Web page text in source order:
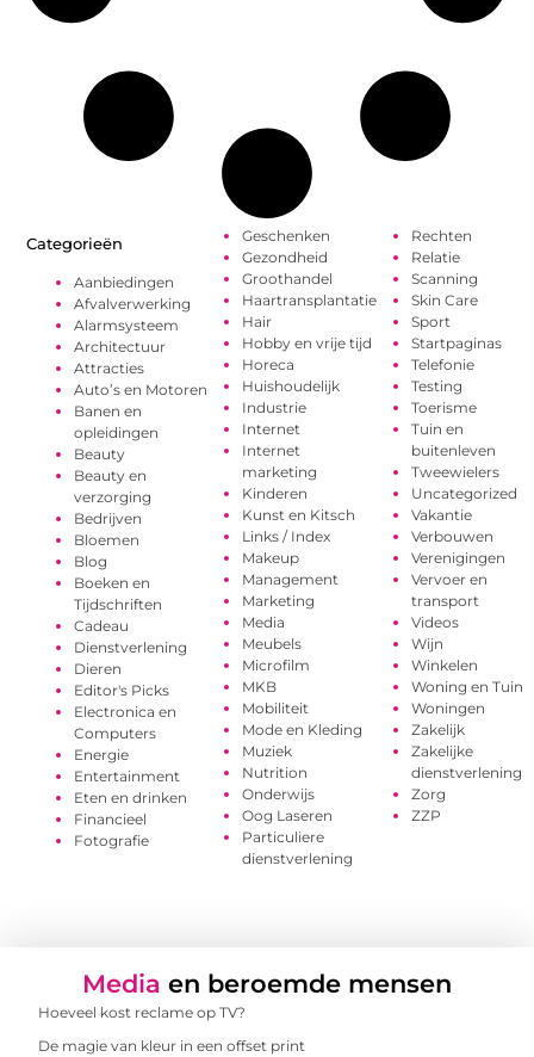
Categorieën
Aanbiedingen
Afvalverwerking
Alarmsysteem
Architectuur
Attracties
Auto’s en Motoren
Banen en
opleidingen
Beauty
Beauty en
verzorging
Bedrijven
Bloemen
Blog
Boeken en
Tijdschriften
Cadeau
Dienstverlening
Dieren
Editor's Picks
Electronica en
Computers
Energie
Entertainment
Eten en drinken
Financieel
Fotografie
Geschenken
Gezondheid
Groothandel
Haartransplantatie
Hair
Hobby en vrije tijd
Horeca
Huishoudelijk
Industrie
Internet
Internet
marketing
Kinderen
Kunst en Kitsch
Links / Index
Makeup
Management
Marketing
Media
Meubels
Microfilm
MKB
Mobiliteit
Mode en Kleding
Muziek
Nutrition
Onderwijs
Oog Laseren
Particuliere
dienstverlening
Rechten
Relatie
Scanning
Skin Care
Sport
Startpaginas
Telefonie
Testing
Toerisme
Tuin en
buitenleven
Tweewielers
Uncategorized
Vakantie
Verbouwen
Verenigingen
Vervoer en
transport
Videos
Wijn
Winkelen
Woning en Tuin
Woningen
Zakelijk
Zakelijke
dienstverlening
Zorg
ZZP
Media en beroemde mensen
Hoeveel kost reclame op TV?
De magie van kleur in een offset print